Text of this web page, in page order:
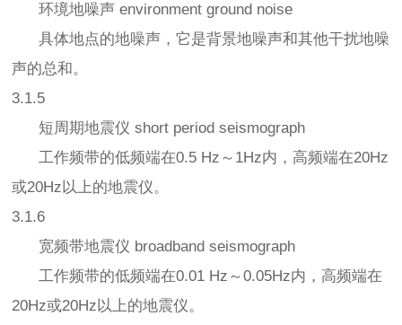
环境地噪声 environment ground noise
具体地点的地噪声，它是背景地噪声和其他干扰地噪
声的总和。
3.1.5
短周期地震仪 short period seismograph
工作频带的低频端在0.5 Hz～1Hz内，高频端在20Hz
或20Hz以上的地震仪。
3.1.6
宽频带地震仪 broadband seismograph
工作频带的低频端在0.01 Hz～0.05Hz内，高频端在
20Hz或20Hz以上的地震仪。